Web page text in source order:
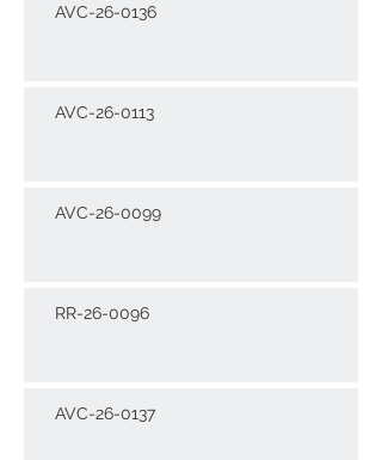
AVC-26-0136
AVC-26-0113
AVC-26-0099
RR-26-0096
AVC-26-0137